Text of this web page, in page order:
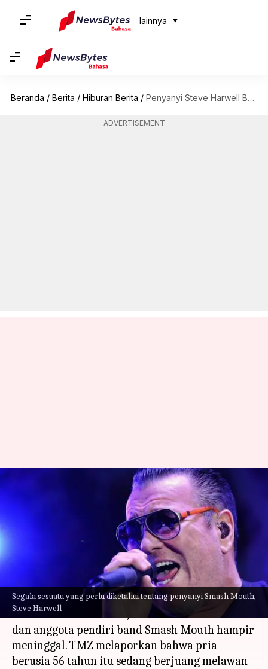
lainnya
Beranda / Berita / Hiburan Berita / Penyanyi Steve Harwell Berjuang Melawan Gagal Hati—Karier, Diskografi
ADVERTISEMENT
Segala sesuatu yang perlu diketahui tentang penyanyi Smash Mouth,
Steve Harwell
Penyanyi Steve Harwell
Berjuang Melawan Gagal Hati—
Karier, Diskografi
Sep 06, 2023 12:49 pm
Dalam berita yang tragis, pensiunan penyanyi
Amerika Steve Harwell, mantan vokalis utama
dan anggota pendiri band Smash Mouth hampir
meninggal. TMZ melaporkan bahwa pria
berusia 56 tahun itu sedang berjuang melawan